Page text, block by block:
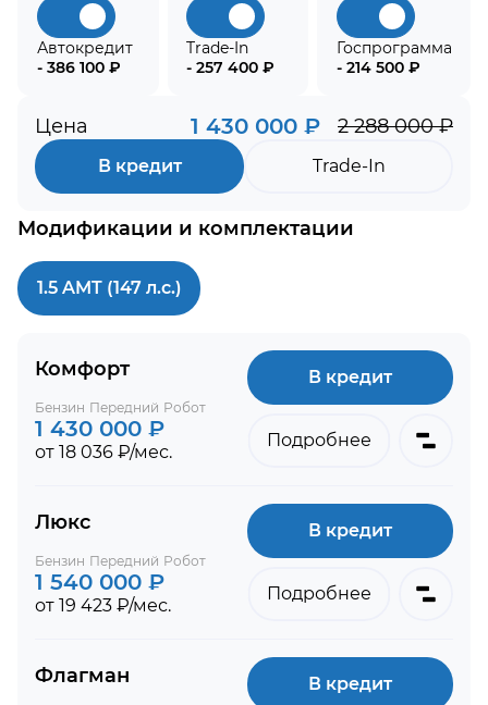
Автокредит
- 386 100 ₽
Trade-In
- 257 400 ₽
Госпрограмма
- 214 500 ₽
Цена 1 430 000 ₽ 2 288 000 ₽
В кредит Trade-In
Модификации и комплектации
1.5 AMT (147 л.с.)
Комфорт
Бензин Передний Робот
1 430 000 ₽
от 18 036 ₽/мес.
В кредит
Подробнее
Люкс
Бензин Передний Робот
1 540 000 ₽
от 19 423 ₽/мес.
В кредит
Подробнее
Флагман В кредит